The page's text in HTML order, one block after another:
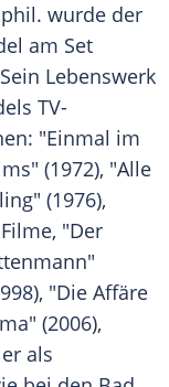
wurde der
am Set
Lebenswerk
TV-
"Einmal im
(1972), "Alle
(1976),
"Der
"Die Affäre
(2006),
als